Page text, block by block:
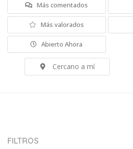
Más comentados
Más valorados
Abierto Ahora
Cercano a mí
FILTROS